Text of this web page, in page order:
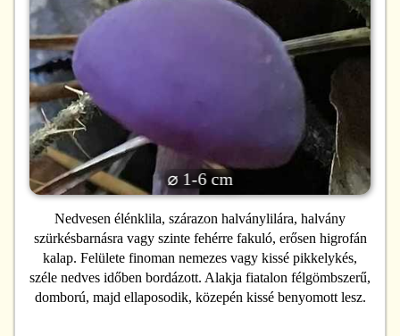
Nedvesen élénklila, szárazon halványlilára, halvány
szürkésbarnásra vagy szinte fehérre fakuló, erősen higrofán
kalap. Felülete finoman nemezes vagy kissé pikkelykés,
széle nedves időben bordázott. Alakja fiatalon félgömbszerű,
domború, majd ellaposodik, közepén kissé benyomott lesz.
⌀ 1-6 cm